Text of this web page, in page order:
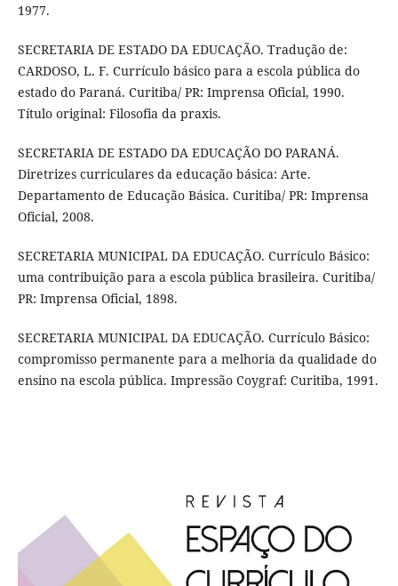
1977.
SECRETARIA DE ESTADO DA EDUCAÇÃO. Tradução de:
CARDOSO, L. F. Currículo básico para a escola pública do
estado do Paraná. Curitiba/ PR: Imprensa Oficial, 1990.
Título original: Filosofia da praxis.
SECRETARIA DE ESTADO DA EDUCAÇÃO DO PARANÁ.
Diretrizes curriculares da educação básica: Arte.
Departamento de Educação Básica. Curitiba/ PR: Imprensa
Oficial, 2008.
SECRETARIA MUNICIPAL DA EDUCAÇÃO. Currículo Básico:
uma contribuição para a escola pública brasileira. Curitiba/
PR: Imprensa Oficial, 1898.
SECRETARIA MUNICIPAL DA EDUCAÇÃO. Currículo Básico:
compromisso permanente para a melhoria da qualidade do
ensino na escola pública. Impressão Coygraf: Curitiba, 1991.